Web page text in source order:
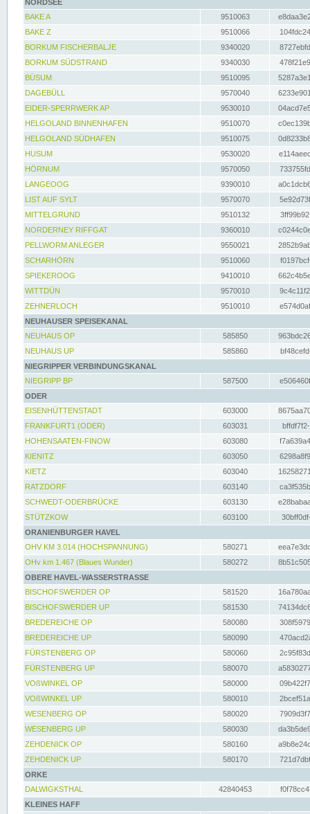
NORDSEE
BAKE A
9510063
BAKE Z
9510066
BORKUM FISCHERBALJE
9340020
BORKUM SÜDSTRAND
9340030
BÜSUM
9510095
DAGEBÜLL
9570040
EIDER-SPERRWERK AP
9530010
HELGOLAND BINNENHAFEN
9510070
HELGOLAND SÜDHAFEN
9510075
HUSUM
9530020
HÖRNUM
9570050
LANGEOOG
9390010
LIST AUF SYLT
9570070
MITTELGRUND
9510132
NORDERNEY RIFFGAT
9360010
PELLWORM ANLEGER
9550021
SCHARHÖRN
9510060
SPIEKEROOG
9410010
WITTDÜN
9570010
ZEHNERLOCH
9510010
NEUHAUSER SPEISEKANAL
NEUHAUS OP
585850
NEUHAUS UP
585860
NIEGRIPPER VERBINDUNGSKANAL
NIEGRIPP BP
587500
ODER
EISENHÜTTENSTADT
603000
FRANKFURT1 (ODER)
603031
HOHENSAATEN-FINOW
603080
KIENITZ
603050
KIETZ
603040
RATZDORF
603140
SCHWEDT-ODERBRÜCKE
603130
STÜTZKOW
603100
ORANIENBURGER HAVEL
OHV KM 3.014 (HOCHSPANNUNG)
580271
OHv km 1.467 (Blaues Wunder)
580272
OBERE HAVEL-WASSERSTRASSE
BISCHOFSWERDER OP
581520
BISCHOFSWERDER UP
581530
BREDEREICHE OP
580080
BREDEREICHE UP
580090
FÜRSTENBERG OP
580060
FÜRSTENBERG UP
580070
VOßWINKEL OP
580000
VOßWINKEL UP
580010
WESENBERG OP
580020
WESENBERG UP
580030
ZEHDENICK OP
580160
ZEHDENICK UP
580170
ORKE
DALWIGKSTHAL
42840453
KLEINES HAFF